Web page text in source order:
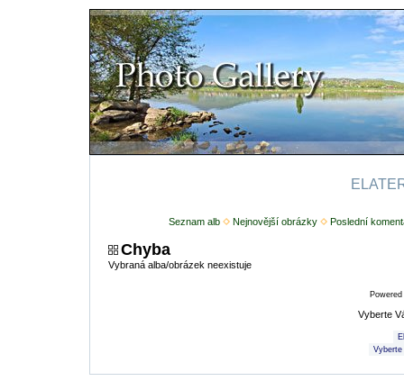
Seznam alb Nejnovější obrázky Poslední
Chyba
Vybraná alba/obrázek neexistuje
Vyberte